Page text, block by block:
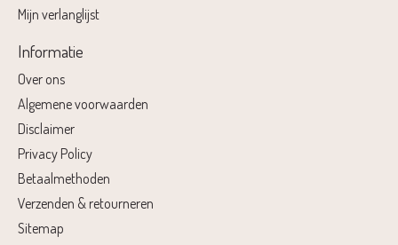
Mijn verlanglijst
Informatie
Over ons
Algemene voorwaarden
Disclaimer
Privacy Policy
Betaalmethoden
Verzenden & retourneren
Sitemap